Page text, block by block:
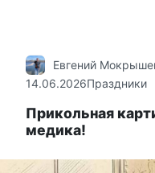
Евгений
14.06.2026Праздники
Прикольная
медика!